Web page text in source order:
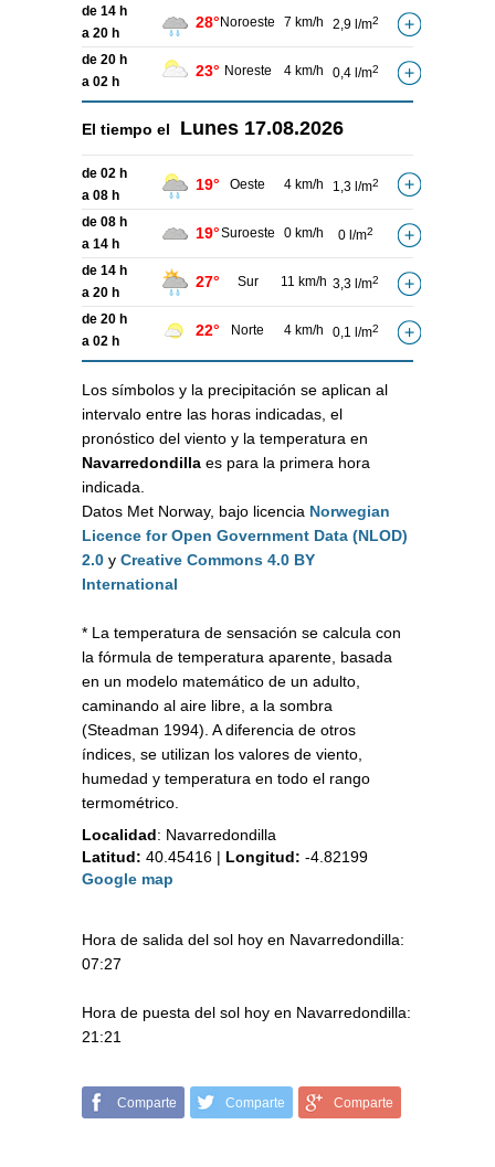
de 14 h
a 20 h
28° Noroeste 7 km/h 2,9 l/m2
de 20 h
a 02 h
23° Noreste 4 km/h 0,4 l/m2
El tiempo el Lunes 17.08.2026
de 02 h
a 08 h
19° Oeste 4 km/h 1,3 l/m2
de 08 h
a 14 h
19°Suroeste 0 km/h 0 l/m2
de 14 h
a 20 h
27° Sur 11 km/h 3,3 l/m2
de 20 h
a 02 h
22° Norte 4 km/h 0,1 l/m2
Los símbolos y la precipitación se aplican al
intervalo entre las horas indicadas, el
pronóstico del viento y la temperatura en
Navarredondilla es para la primera hora
indicada.
Datos Met Norway, bajo licencia Norwegian
Licence for Open Government Data (NLOD)
2.0 y Creative Commons 4.0 BY
International
* La temperatura de sensación se calcula con
la fórmula de temperatura aparente, basada
en un modelo matemático de un adulto,
caminando al aire libre, a la sombra
(Steadman 1994). A diferencia de otros
índices, se utilizan los valores de viento,
humedad y temperatura en todo el rango
termométrico.
Localidad: Navarredondilla
Latitud: 40.45416 | Longitud: -4.82199
Google map
Hora de salida del sol hoy en Navarredondilla:
07:27
Hora de puesta del sol hoy en Navarredondilla:
21:21
Comparte Comparte Comparte